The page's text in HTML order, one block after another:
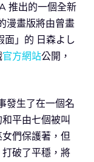
推出的一個全新
漫畫版將由曾畫
面」的 日森よし
官方網站公開，
發生了在一個名
平由七個被叫
們保護著，但
破了平穩，將